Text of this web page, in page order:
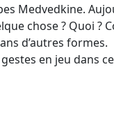
Medvedkine.
chose ? Quoi ?
d’autres formes.
en jeu dans